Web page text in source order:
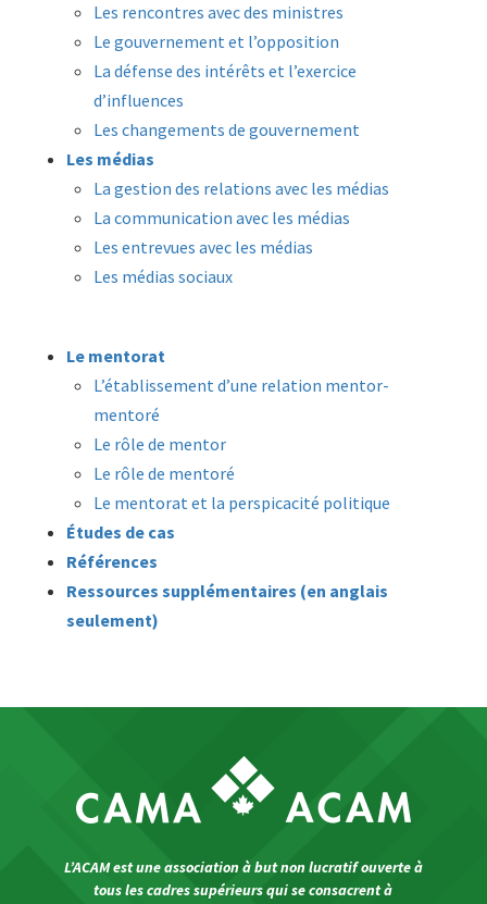
Les rencontres avec des ministres
Le gouvernement et l’opposition
La défense des intérêts et l’exercice
d’influences
Les changements de gouvernement
Les médias
La gestion des relations avec les médias
La communication avec les médias
Les entrevues avec les médias
Les médias sociaux
Le mentorat
L’établissement d’une relation mentor-
mentoré
Le rôle de mentor
Le rôle de mentoré
Le mentorat et la perspicacité politique
Études de cas
Références
Ressources supplémentaires (en anglais
seulement)
L’ACAM est une association à but non lucratif ouverte à
tous les cadres supérieurs qui se consacrent à